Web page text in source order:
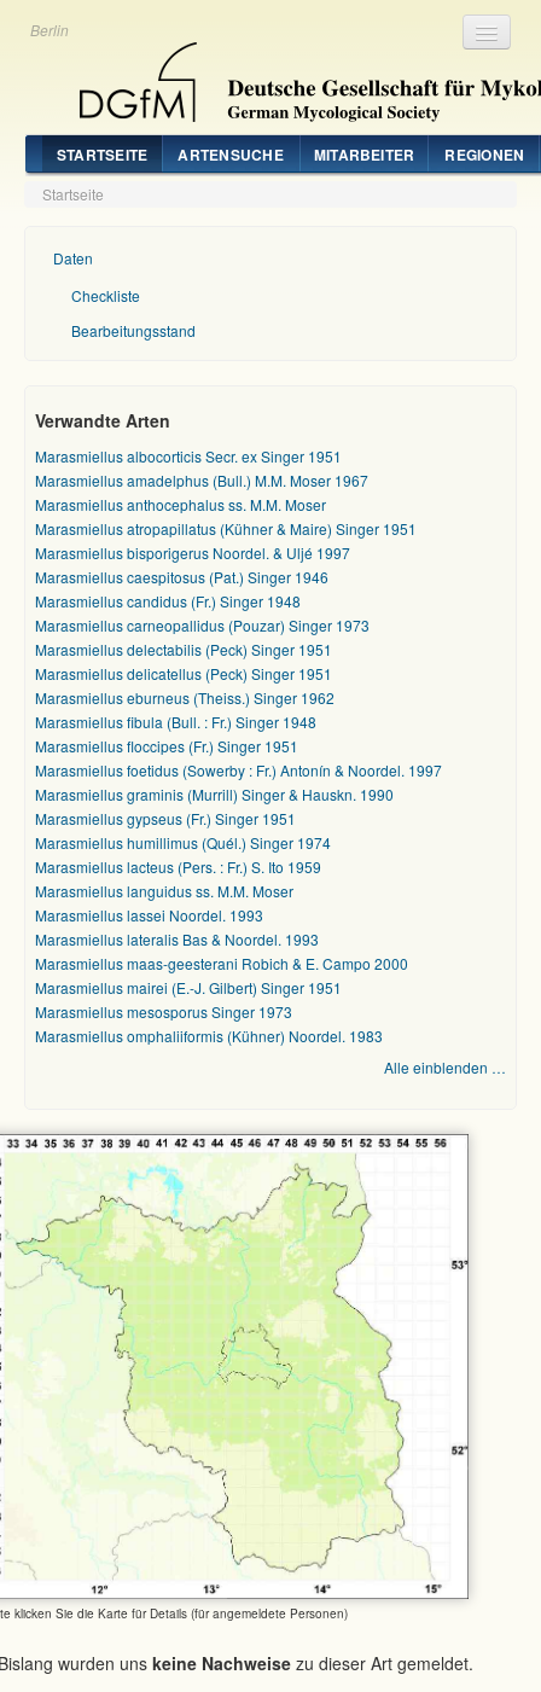
Berlin
STARTSEITE ARTENSUCHE MITARBEITER REGIONEN
Startseite
Daten
Checkliste
Bearbeitungsstand
Verwandte Arten
Marasmiellus albocorticis Secr. ex Singer 1951
Marasmiellus amadelphus (Bull.) M.M. Moser 1967
Marasmiellus anthocephalus ss. M.M. Moser
Marasmiellus atropapillatus (Kühner & Maire) Singer 1951
Marasmiellus bisporigerus Noordel. & Uljé 1997
Marasmiellus caespitosus (Pat.) Singer 1946
Marasmiellus candidus (Fr.) Singer 1948
Marasmiellus carneopallidus (Pouzar) Singer 1973
Marasmiellus delectabilis (Peck) Singer 1951
Marasmiellus delicatellus (Peck) Singer 1951
Marasmiellus eburneus (Theiss.) Singer 1962
Marasmiellus fibula (Bull. : Fr.) Singer 1948
Marasmiellus floccipes (Fr.) Singer 1951
Marasmiellus foetidus (Sowerby : Fr.) Antonín & Noordel. 1997
Marasmiellus graminis (Murrill) Singer & Hauskn. 1990
Marasmiellus gypseus (Fr.) Singer 1951
Marasmiellus humillimus (Quél.) Singer 1974
Marasmiellus lacteus (Pers. : Fr.) S. Ito 1959
Marasmiellus languidus ss. M.M. Moser
Marasmiellus lassei Noordel. 1993
Marasmiellus lateralis Bas & Noordel. 1993
Marasmiellus maas-geesterani Robich & E. Campo 2000
Marasmiellus mairei (E.-J. Gilbert) Singer 1951
Marasmiellus mesosporus Singer 1973
Marasmiellus omphaliiformis (Kühner) Noordel. 1983
Alle einblenden …
klicken Sie die Karte für Details (für angemeldete Personen)
wurden uns keine Nachweise zu dieser Art gemeldet.